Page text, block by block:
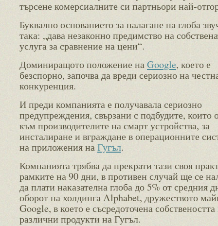
търсене комерсиалните си партньори най-
Буквално основанието за налагане на глоба
така: „дава незаконно предимство на
услуга за сравнение на цени“.
Доминиращото положение наGoogle, което е
безспорно, започва да вреди сериозно на
конкуренция.
И преди компанията е получавала сериозно
предупреждения, свързани с подбудите, които
към производителите на смарт устройства, за
инсталиране и вграждане в операционните
на приложения наГугъл.
Компанията трябва да прекрати тази своя
рамките на 90 дни, в противен случай ще се
да плати наказателна глоба до 5% от средния
оборот на холдинга Alphabet, дружеството
Google, в което е съсредоточена собствеността
различни продукти на Гугъл.